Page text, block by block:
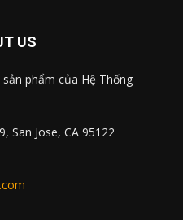
US
sản phẩm của Hệ Thống
San Jose, CA 95122